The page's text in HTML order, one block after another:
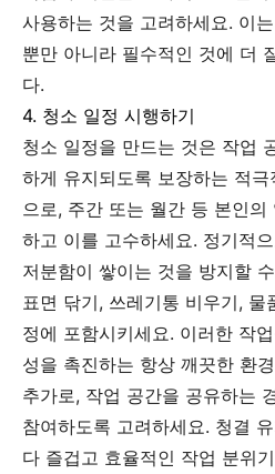
사용하는 것을 고려하세요. 이
뿐만 아니라 필수적인 것에 더
다.
4. 청소 일정 시행하기
청소 일정을 만드는 것은 작업
하게 유지되도록 보장하는 적
으로, 주간 또는 월간 등 본인의
하고 이를 고수하세요. 정기적
저분함이 쌓이는 것을 방지할
표면 닦기, 쓰레기통 비우기, 물
정에 포함시키세요. 이러한 작
성을 촉진하는 항상 깨끗한 환
추가로, 작업 공간을 공유하는
참여하도록 고려하세요. 청결
다 즐겁고 효율적인 작업 분위